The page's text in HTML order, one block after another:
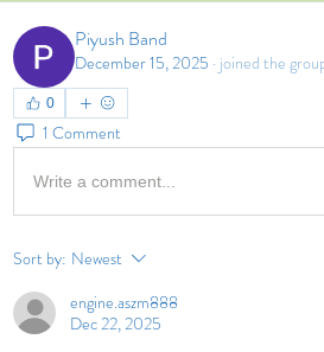
Piyush Band
December 15, 2025 · joined the
0
1 Comment
Write a comment...
Sort by: Newest
engine.aszm888
Dec 22, 2025